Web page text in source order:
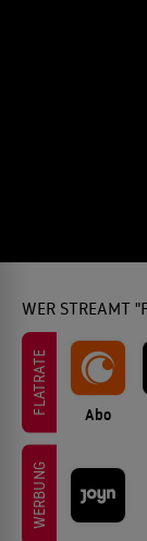
WER STREAMT
FLATRATE Abo
WERBUNG